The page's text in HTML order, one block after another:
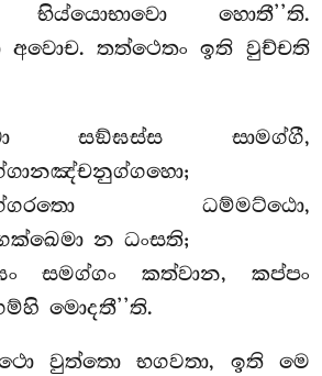
භිය්යොභාවො හොතී’’ති.
අවොච. තත්ථෙතං ඉති වුච්චති
සඞ්ඝස්ස සාමග්ගී,
ධම්මට්ඨො,
න ධංසති;
සමග්ගං කත්වාන, කප්පං
මොදතී’’ති.
වුත්තො භගවතා, ඉති මෙ